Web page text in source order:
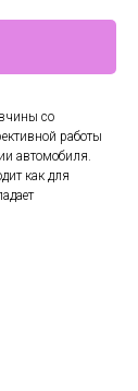
со
работы
автомобиля.
как для